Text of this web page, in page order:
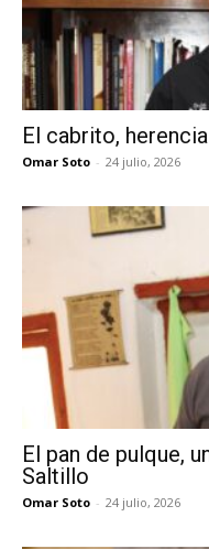
El cabrito,
Omar Soto - 24 julio, 2026
El pan de pulque,
Saltillo
Omar Soto - 24 julio, 2026